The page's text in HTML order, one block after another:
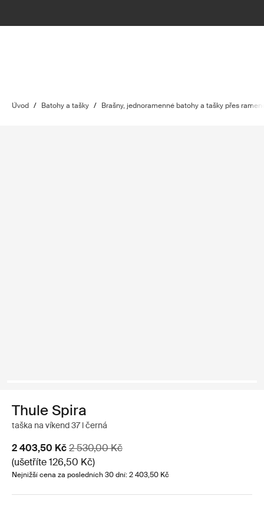
Úvod / Batohy a tašky / Brašny, jednoramenné batohy a tašky přes
Thule Spira
taška na víkend 37 l černá
Akční cena
2 403,50 KčPůvodní cena
2 530,00 Kč
(ušetříte 126,50 Kč)
Nejnižší cena za posledních 30 dní: 2 403,50 Kč